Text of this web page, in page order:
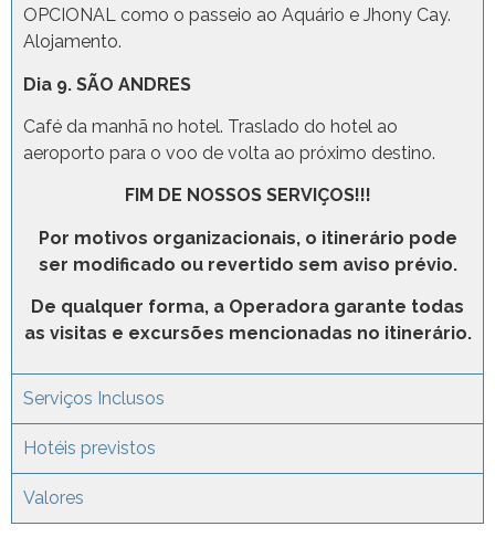
OPCIONAL como o passeio ao Aquário e Jhony Cay.
Alojamento.
Dia 9. SÃO ANDRES
Café da manhã no hotel. Traslado do hotel ao
aeroporto para o voo de volta ao próximo destino.
FIM DE NOSSOS SERVIÇOS!!!
Por motivos organizacionais, o itinerário pode
ser modificado ou revertido sem aviso prévio.
De qualquer forma, a Operadora garante todas
as visitas e excursões mencionadas no itinerário.
Serviços Inclusos
Hotéis previstos
Valores